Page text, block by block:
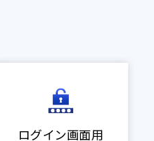
ログイン画面用